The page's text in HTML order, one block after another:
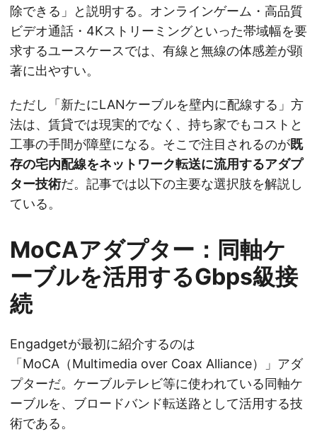
除できる」と説明する。オンラインゲーム・高品質
ビデオ通話・4Kストリーミングといった帯域幅を要
求するユースケースでは、有線と無線の体感差が顕
著に出やすい。
ただし「新たにLANケーブルを壁内に配線する」方
法は、賃貸では現実的でなく、持ち家でもコストと
工事の手間が障壁になる。そこで注目されるのが既
存の宅内配線をネットワーク転送に流用するアダプ
ター技術だ。記事では以下の主要な選択肢を解説し
ている。
MoCAアダプター：同軸ケ
ーブルを活用するGbps級接
続
Engadgetが最初に紹介するのは
「MoCA（Multimedia over Coax Alliance）」アダ
プターだ。ケーブルテレビ等に使われている同軸ケ
ーブルを、ブロードバンド転送路として活用する技
術である。